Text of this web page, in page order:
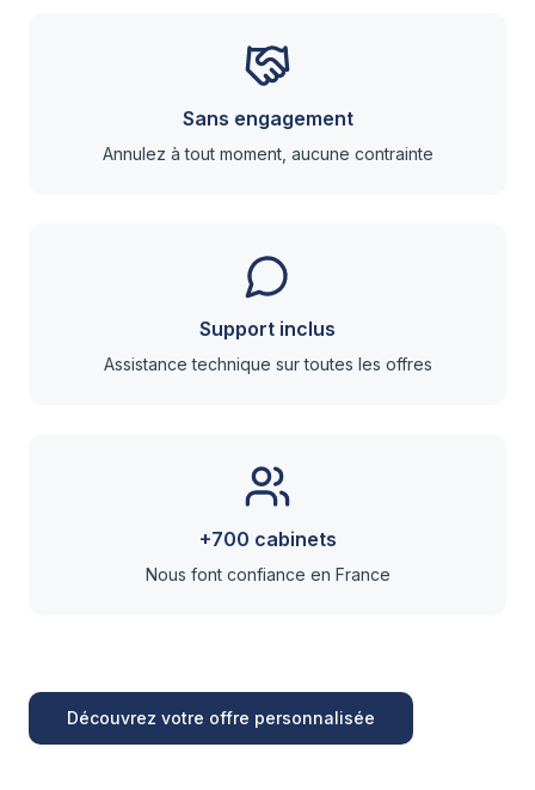
Sans engagement
Annulez à tout moment, aucune contrainte
Support inclus
Assistance technique sur toutes les offres
+700 cabinets
Nous font confiance en France
Découvrez votre offre personnalisée